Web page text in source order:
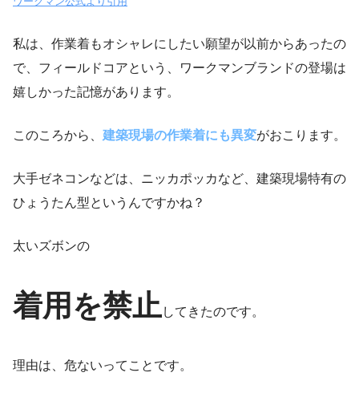
私は、作業着もオシャレにしたい願望が以前からあったの
で、フィールドコアという、ワークマンブランドの登場は
嬉しかった記憶があります。
このころから、 建築現場の作業着にも異変がおこります。
大手ゼネコンなどは、ニッカポッカなど、建築現場特有の
ひょうたん型というんですかね？
太いズボンの
着用を禁止してきたのです。
理由は、危ないってことです。